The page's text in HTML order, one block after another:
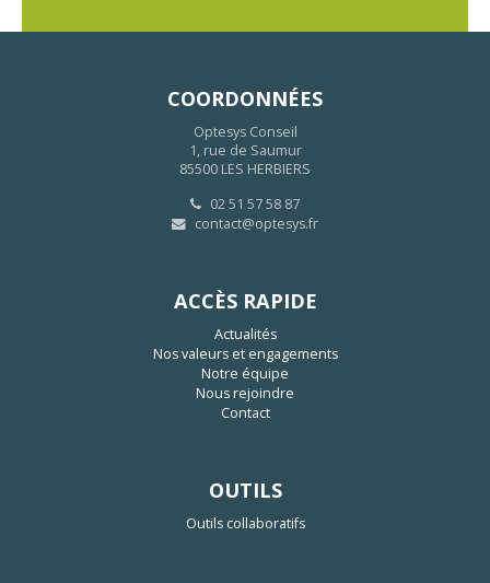
COORDONNÉES
Optesys Conseil
1, rue de Saumur
85500 LES HERBIERS
02 51 57 58 87
contact@optesys.fr
ACCÈS RAPIDE
Actualités
Nos valeurs et engagements
Notre équipe
Nous rejoindre
Contact
OUTILS
Outils collaboratifs